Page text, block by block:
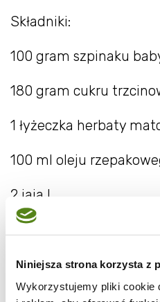
Niniejsza strona korzysta z
Wykorzystujemy pliki cookie
Składniki:
100 gram szpinaku
180 gram cukru
1 łyżeczka herbaty
100 ml oleju
2 jaja L
170 gram mąki
2 płaskie łyżeczki